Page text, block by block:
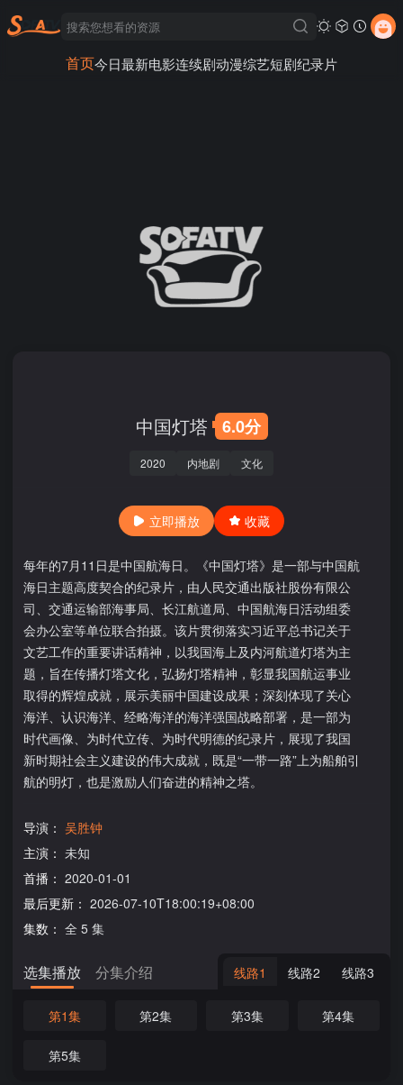
首页今日最新电影连续剧动漫综艺短剧纪录片
中国灯塔 6.0分
2020 内地剧 文化
立即播放 收藏
每年的7月11日是中国航海日。《中国灯塔》是一部与中国航
海日主题高度契合的纪录片，由人民交通出版社股份有限公
司、交通运输部海事局、长江航道局、中国航海日活动组委
会办公室等单位联合拍摄。该片贯彻落实习近平总书记关于
文艺工作的重要讲话精神，以我国海上及内河航道灯塔为主
题，旨在传播灯塔文化，弘扬灯塔精神，彰显我国航运事业
取得的辉煌成就，展示美丽中国建设成果；深刻体现了关心
海洋、认识海洋、经略海洋的海洋强国战略部署，是一部为
时代画像、为时代立传、为时代明德的纪录片，展现了我国
新时期社会主义建设的伟大成就，既是“一带一路”上为船舶引
航的明灯，也是激励人们奋进的精神之塔。
导演： 吴胜钟
主演： 未知
首播： 2020-01-01
最后更新： 2026-07-10T18:00:19+08:00
集数： 全 5 集
选集播放 分集介绍 线路1 线路2 线路3
第1集 第2集 第3集 第4集
第5集